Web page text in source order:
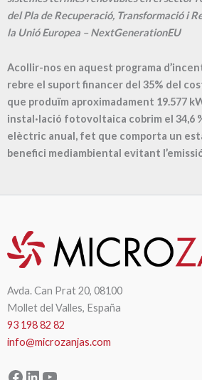
del Pla de Recuperació, Transformació i
la Unió Europea – NextGenerationEU
Acollir-nos en aquest programa
rebre el suport financer del 35% del
que produïm aproximadament 19.577
instal·lació fotovoltaica cobrim el 34,6
elèctric anual, fet que comporta un
benefici mediambiental evitant
Avda. Can Prat 20, 08100
Mollet del Valles, España
93 198 82 82
info@microzanjas.com